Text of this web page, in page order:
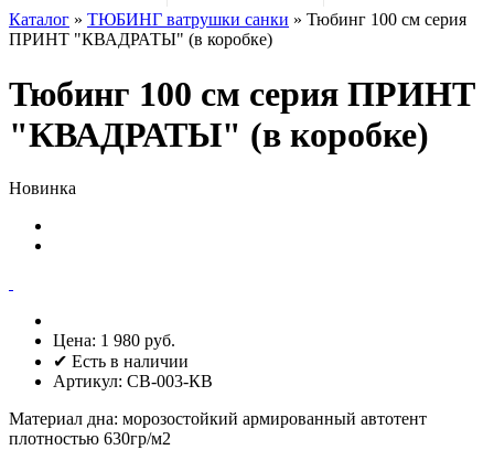
Каталог » ТЮБИНГ ватрушки санки » Тюбинг 100 см серия
ПРИНТ "КВАДРАТЫ" (в коробке)
Тюбинг 100 см серия ПРИНТ
"КВАДРАТЫ" (в коробке)
Новинка
Цена: 1 980 руб.
✔ Есть в наличии
Артикул: СВ-003-КВ
Материал дна: морозостойкий армированный автотент
плотностью 630гр/м2